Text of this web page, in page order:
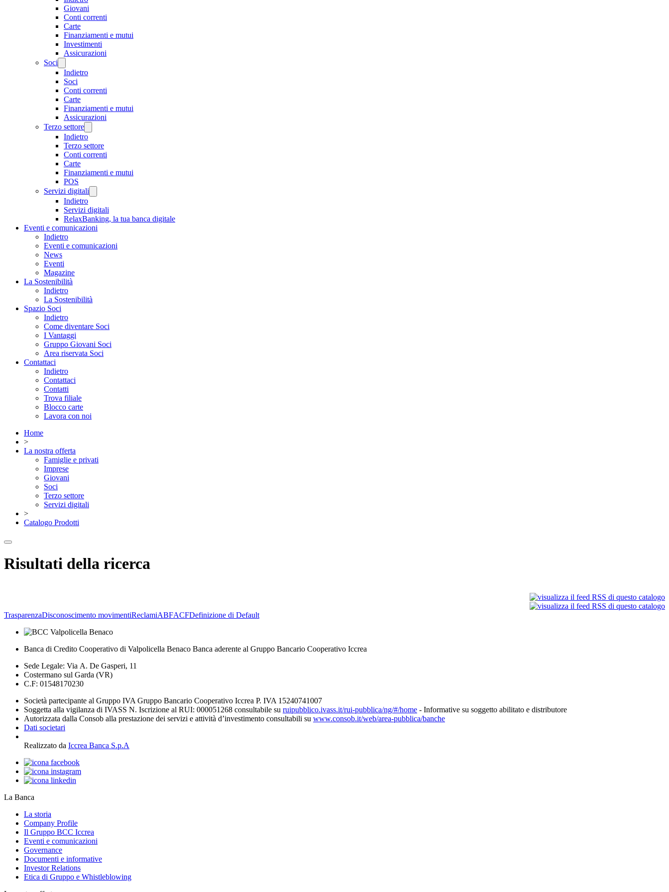
Giovani
Conti correnti
Carte
Finanziamenti e mutui
Investimenti
Assicurazioni
Soci
Indietro
Soci
Conti correnti
Carte
Finanziamenti e mutui
Assicurazioni
Terzo settore
Indietro
Terzo settore
Conti correnti
Carte
Finanziamenti e mutui
POS
Servizi digitali
Indietro
Servizi digitali
RelaxBanking, la tua banca digitale
Eventi e comunicazioni
Indietro
Eventi e comunicazioni
News
Eventi
Magazine
La Sostenibilità
Indietro
La Sostenibilità
Spazio Soci
Indietro
Come diventare Soci
I Vantaggi
Gruppo Giovani Soci
Area riservata Soci
Contattaci
Indietro
Contattaci
Contatti
Trova filiale
Blocco carte
Lavora con noi
Home
>
La nostra offerta
Famiglie e privati
Imprese
Giovani
Soci
Terzo settore
Servizi digitali
>
Catalogo Prodotti
Risultati della ricerca
TrasparenzaDisconoscimento movimentiReclamiABFACFDefinizione di Default
Banca di Credito Cooperativo di Valpolicella Benaco Banca aderente al Gruppo Bancario Cooperativo Iccrea
Sede Legale: Via A. De Gasperi, 11
Costermano sul Garda (VR)
C.F: 01548170230
Società partecipante al Gruppo IVA Gruppo Bancario Cooperativo Iccrea P. IVA 15240741007
Soggetta alla vigilanza di IVASS N. Iscrizione al RUI: 000051268 consultabile su ruipubblico.ivass.it/rui-pubblica/ng/#/home - Informative su soggetto abilitato e distributore
Autorizzata dalla Consob alla prestazione dei servizi e attività d’investimento consultabili su www.consob.it/web/area-pubblica/banche
Dati societari
Realizzato da Iccrea Banca S.p.A
La Banca
La storia
Company Profile
Il Gruppo BCC Iccrea
Eventi e comunicazioni
Governance
Documenti e informative
Investor Relations
Etica di Gruppo e Whistleblowing